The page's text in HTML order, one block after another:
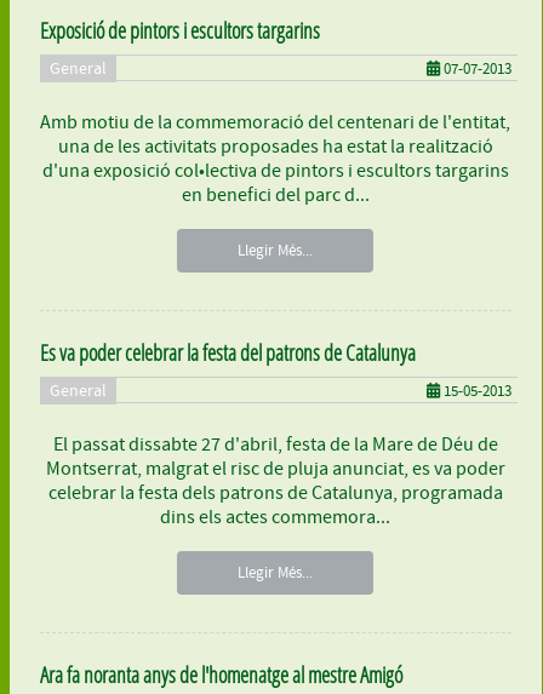
Exposició de pintors i escultors targarins
General 07-07-2013
Amb motiu de la commemoració del centenari de l'entitat,
una de les activitats proposades ha estat la realització
d'una exposició col•lectiva de pintors i escultors targarins
en benefici del parc d...
Llegir Més...
Es va poder celebrar la festa del patrons de Catalunya
General 15-05-2013
El passat dissabte 27 d'abril, festa de la Mare de Déu de
Montserrat, malgrat el risc de pluja anunciat, es va poder
celebrar la festa dels patrons de Catalunya, programada
dins els actes commemora...
Llegir Més...
Ara fa noranta anys de l'homenatge al mestre Amigó